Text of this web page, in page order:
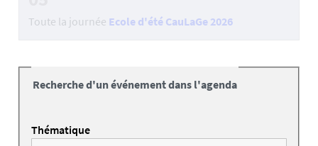
Toute la journée Ecole d'été CauLaGe 2026
Recherche d'un événement dans l'agenda
Thématique